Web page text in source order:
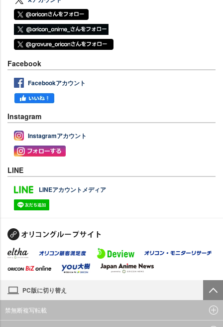
Facebook
Facebookアカウント
Instagram
Instagramアカウント
LINE
LINEアカウントメディア
PC版に切り替え
禁無断複写転載